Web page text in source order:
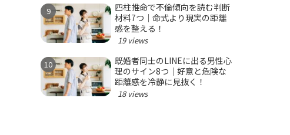
四柱推命で不倫傾向を読む判断
材料7つ｜命式より現実の距離
感を整える！
19 views
既婚者同士のLINEに出る男性心
理のサイン8つ｜好意と危険な
距離感を冷静に見抜く！
18 views